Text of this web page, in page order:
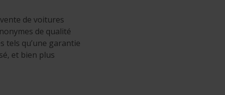
de voitures
de qualité
tels qu’une garantie
et bien plus